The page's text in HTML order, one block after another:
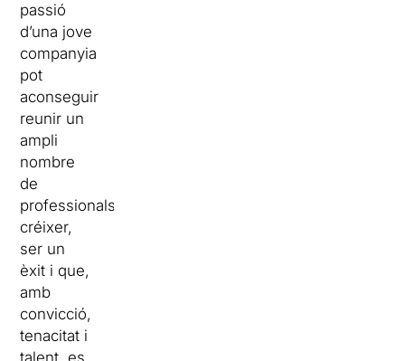
passió
d’una jove
companyia
pot
aconseguir
reunir un
ampli
nombre
de
professionals,
créixer,
ser un
èxit i que,
amb
convicció,
tenacitat i
talent, es